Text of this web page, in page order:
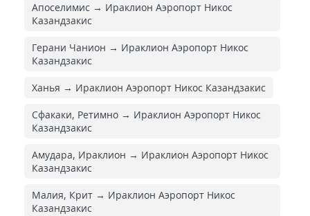
Апоселимис → Ираклион Аэропорт Никос
Казандзакис
Герани Чанион → Ираклион Аэропорт Никос
Казандзакис
Ханья → Ираклион Аэропорт Никос Казандзакис
Сфакаки, Ретимно → Ираклион Аэропорт Никос
Казандзакис
Амудара, Ираклион → Ираклион Аэропорт Никос
Казандзакис
Малия, Крит → Ираклион Аэропорт Никос
Казандзакис